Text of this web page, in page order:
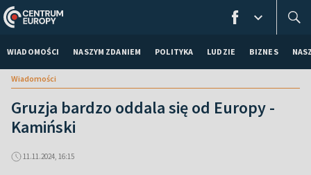
WIADOMOŚCI NASZYM ZDANIEM POLITYKA LUDZIE BIZNES
Wiadomości
Gruzja bardzo oddala się od Europy -
Kamiński
11.11.2024, 16:15